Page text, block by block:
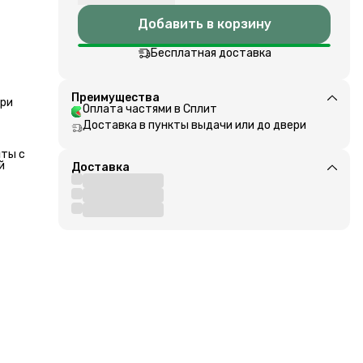
с
Добавить в корзину
Бесплатная доставка
Преимущества
Оплата частями в Сплит
Доставка в пункты выдачи или до двери
Доставка